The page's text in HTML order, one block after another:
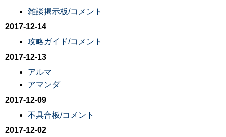
雑談掲示板/コメント
2017-12-14
攻略ガイド/コメント
2017-12-13
アルマ
アマンダ
2017-12-09
不具合板/コメント
2017-12-02